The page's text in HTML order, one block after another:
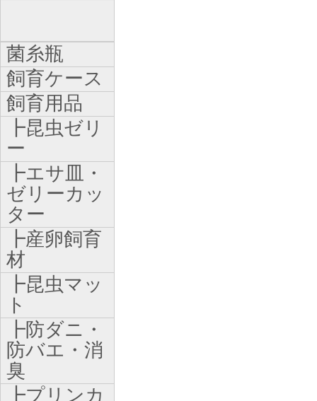
菌糸瓶
飼育ケース
飼育用品
┣昆虫ゼリ
ー
┣エサ皿・
ゼリーカッ
ター
┣産卵飼育
材
┣昆虫マッ
ト
┣防ダニ・
防バエ・消
臭
┣プリンカ